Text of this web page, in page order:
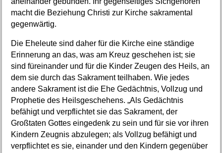
macht die Beziehung Christi zur Kirche sakramental
gegenwärtig.
Die Eheleute sind daher für die Kirche eine ständige
Erinnerung an das, was am Kreuz geschehen ist; sie
sind füreinander und für die Kinder Zeugen des Heils, an
dem sie durch das Sakrament teilhaben. Wie jedes
andere Sakrament ist die Ehe Gedächtnis, Vollzug und
Prophetie des Heilsgeschehens. „Als Gedächtnis
befähigt und verpflichtet sie das Sakrament, der
Großtaten Gottes eingedenk zu sein und für sie vor ihren
Kindern Zeugnis abzulegen; als Vollzug befähigt und
verpflichtet es sie, einander und den Kindern gegenüber